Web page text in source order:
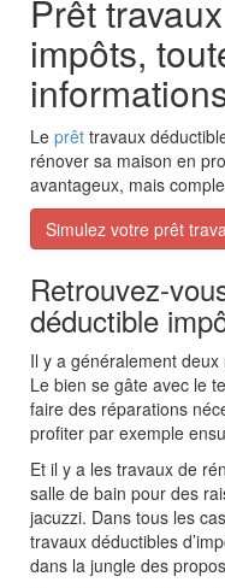
Prêt
impôts,
Le prêt travaux
rénover sa maison en
avantageux, mais
Simulez votre prêt
Retrouvez-
déductible
Il y a généralement
Le bien se gâte avec le
faire des réparations
profiter par exemple
Et il y a les travaux de
salle de bain pour des
jacuzzi. Dans tous les
travaux déductibles
dans la jungle des